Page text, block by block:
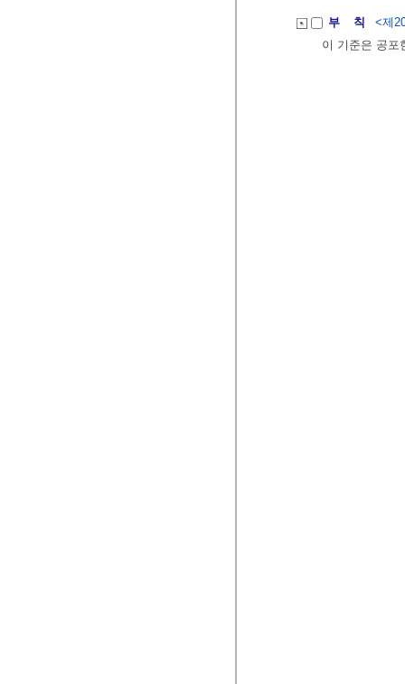
부 칙
<제
이 기준은 공포